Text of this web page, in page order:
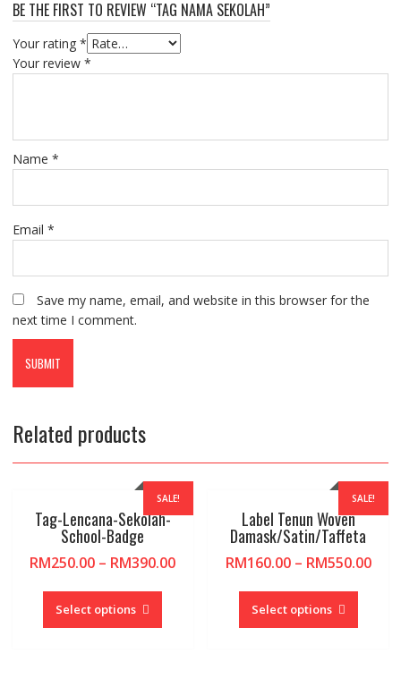
BE THE FIRST TO REVIEW “TAG NAMA SEKOLAH”
Your rating *
Your review *
Name *
Email *
Save my name, email, and website in this browser for the
next time I comment.
Related products
SALE!
Tag-Lencana-Sekolah-
School-Badge
RM250.00 – RM390.00
Select options
This
has
SALE!
Label Tenun Woven
Damask/Satin/Taffeta
RM160.00– RM550.00
Select options
This
has